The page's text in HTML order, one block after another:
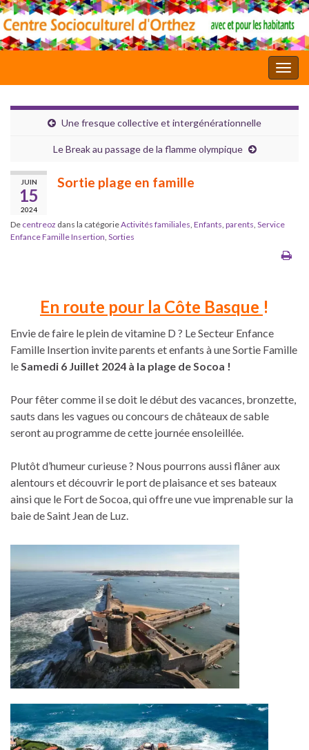
Une fresque collective et intergénérationnelle
Le Break au passage de la flamme olympique
JUIN
15
2024
Sortie plage en famille
De centreoz dans la catégorieActivités familiales, Enfants, parents, Service
Enfance Famille Insertion, Sorties
En route pour la Côte Basque !
Envie de faire le plein de vitamine D ? Le Secteur Enfance
Famille Insertion invite parents et enfants à une Sortie Famille
leSamedi 6 Juillet 2024 à la plage de Socoa !
Pour fêter comme il se doit le début des vacances, bronzette,
sauts dans les vagues ou concours de châteaux de sable
seront au programme de cette journée ensoleillée.
Plutôt d’humeur curieuse ? Nous pourrons aussi flâner aux
alentours et découvrir le port de plaisance et ses bateaux
ainsi que le Fort de Socoa, qui offre une vue imprenable sur la
baie de Saint Jean de Luz.